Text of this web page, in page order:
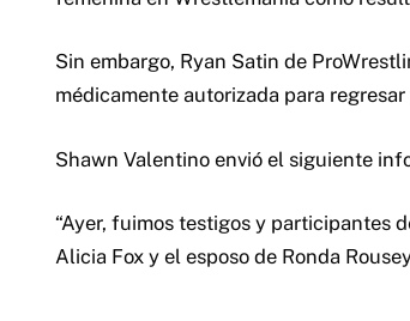
Sin embargo, Ryan Satin de
médicamente autorizada para
Shawn Valentino envió el siguiente
“Ayer, fuimos testigos y participantes
Alicia Fox y el esposo de Ronda